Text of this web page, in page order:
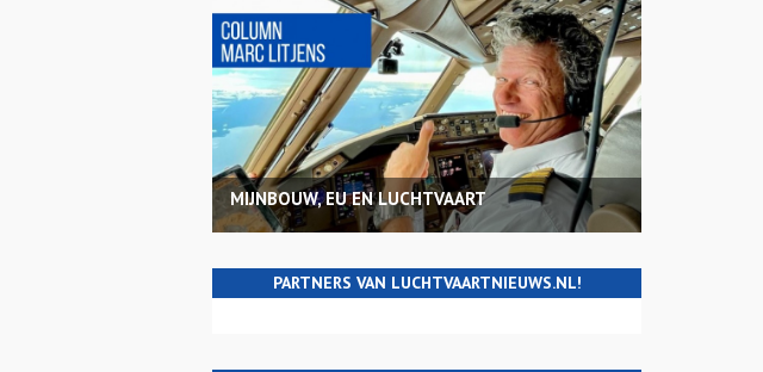
MIJNBOUW, EU EN LUCHTVAART
PARTNERS VAN LUCHTVAARTNIEUWS.NL!